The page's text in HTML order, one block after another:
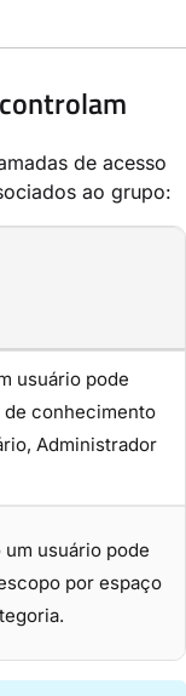
de acesso
ao grupo:
usuário pode
de conhecimento
Administrador
usuário pode
por espaço